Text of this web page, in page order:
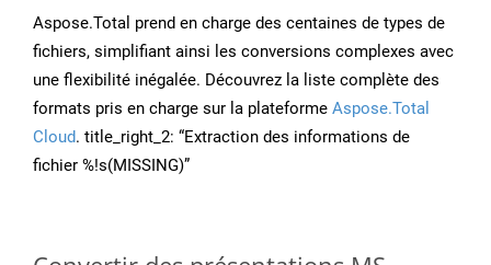
Aspose.Total prend en charge des centaines de types de
fichiers, simplifiant ainsi les conversions complexes avec
une flexibilité inégalée. Découvrez la liste complète des
formats pris en charge sur la plateforme Aspose.Total
Cloud. title_right_2: “Extraction des informations de
fichier %!s(MISSING)”